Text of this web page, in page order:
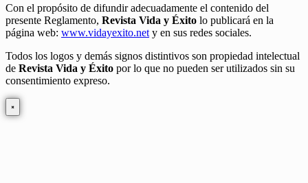
Con el propósito de difundir adecuadamente el contenido del
presente Reglamento, Revista Vida y Éxito lo publicará en la
página web: www.vidayexito.net y en sus redes sociales.
Todos los logos y demás signos distintivos son propiedad intelectual
de Revista Vida y Éxito por lo que no pueden ser utilizados sin su
consentimiento expreso.
×